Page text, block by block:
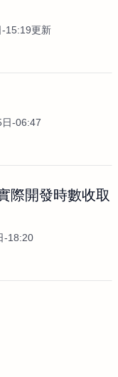
15:19更新
-06:47
際開發時數收取
-18:20